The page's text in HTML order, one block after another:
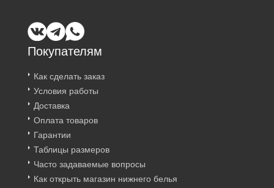
Покупателям
Как сделать заказ
Условия работы
Доставка
Оплата товаров
Гарантии
Таблицы размеров
Часто задаваемые вопросы
Как открыть магазин нижнего белья